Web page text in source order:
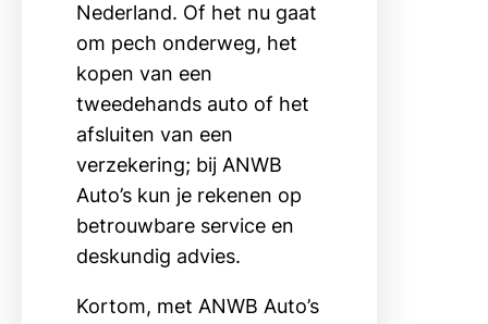
Nederland. Of het nu gaat
om pech onderweg, het
kopen van een
tweedehands auto of het
afsluiten van een
verzekering; bij ANWB
Auto’s kun je rekenen op
betrouwbare service en
deskundig advies.
Kortom, met ANWB Auto’s